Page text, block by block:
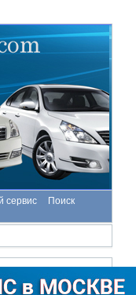
сервис
Поиск